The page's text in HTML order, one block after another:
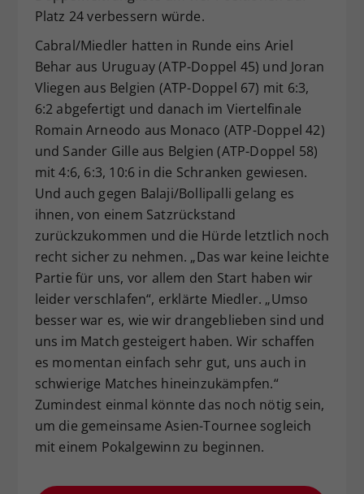
Platz 24 verbessern würde.
Cabral/Miedler hatten in Runde eins Ariel
Behar aus Uruguay (ATP-Doppel 45) und Joran
Vliegen aus Belgien (ATP-Doppel 67) mit 6:3,
6:2 abgefertigt und danach im Viertelfinale
Romain Arneodo aus Monaco (ATP-Doppel 42)
und Sander Gille aus Belgien (ATP-Doppel 58)
mit 4:6, 6:3, 10:6 in die Schranken gewiesen.
Und auch gegen Balaji/Bollipalli gelang es
ihnen, von einem Satzrückstand
zurückzukommen und die Hürde letztlich noch
recht sicher zu nehmen. „Das war keine leichte
Partie für uns, vor allem den Start haben wir
leider verschlafen“, erklärte Miedler. „Umso
besser war es, wie wir drangeblieben sind und
uns im Match gesteigert haben. Wir schaffen
es momentan einfach sehr gut, uns auch in
schwierige Matches hineinzukämpfen.“
Zumindest einmal könnte das noch nötig sein,
um die gemeinsame Asien-Tournee sogleich
mit einem Pokalgewinn zu beginnen.